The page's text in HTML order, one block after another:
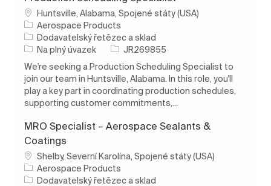
Umístění
Huntsville, Alabama, Spojené státy (USA)
Aerospace Products
Kategorie
Dodavatelský řetězec a sklad
Typ úlohy
Na plný úvazek ID úlohy
JR269855
We're seeking a Production Scheduling Specialist to
join our team in Huntsville, Alabama. In this role, you'll
play a key part in coordinating production schedules,
supporting customer commitments,...
MRO Specialist – Aerospace Sealants &
Coatings
Umístění
Shelby, Severní Karolína, Spojené státy (USA)
Aerospace Products
Kategorie
Dodavatelský řetězec a sklad